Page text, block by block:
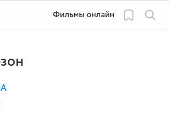
Фильмы онлайн